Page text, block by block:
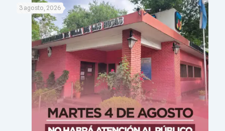
3 agosto, 2026